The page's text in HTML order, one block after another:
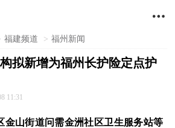

福建频道 > 福州新闻
拟新增为福州长护险定点护
11:31
金山街道问需金洲社区卫生服务站等